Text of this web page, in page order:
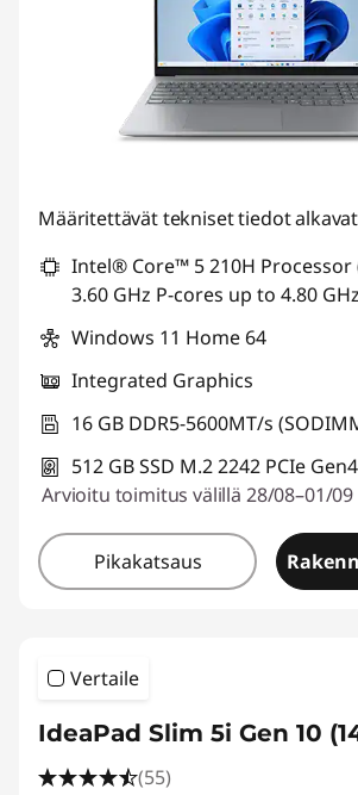
Määritettävät tekniset tiedot
Intel® Core™ 5 210H Processor
3.60 GHz P-cores up to 4.80
Windows 11 Home 64
Integrated Graphics
16 GB DDR5-5600MT/s
512 GB SSD M.2 2242 PCIe
Arvioitu toimitus välillä 28/08–01/09
Pikakatsaus
Vertaile
IdeaPad Slim 5i Gen 10
(55)